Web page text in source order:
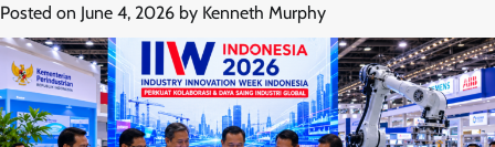
Posted on June 4, 2026 by Kenneth Murphy